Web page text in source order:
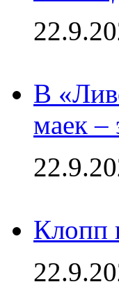
В
маек –
Клопп